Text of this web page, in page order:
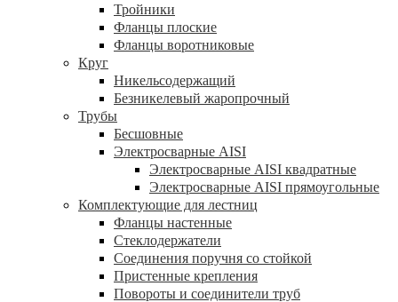
Тройники
Фланцы плоские
Фланцы воротниковые
Круг
Никельсодержащий
Безникелевый жаропрочный
Трубы
Бесшовные
Электросварные AISI
Электросварные AISI квадратные
Электросварные AISI прямоугольные
Комплектующие для лестниц
Фланцы настенные
Стеклодержатели
Соединения поручня со стойкой
Пристенные крепления
Повороты и соединители труб